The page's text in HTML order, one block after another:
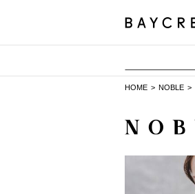
HOME NOBLE